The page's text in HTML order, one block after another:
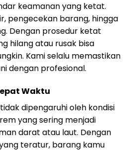
keamanan yang ketat.
pengecekan barang, hingga
Dengan prosedur ketat
hilang atau rusak bisa
Kami selalu memastikan
dengan profesional.
Waktu
dipengaruhi oleh kondisi
yang sering menjadi
darat atau laut. Dengan
teratur, barang kamu